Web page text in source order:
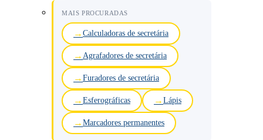
MAIS PROCURADAS
Calculadoras de secretária
Agrafadores de secretária
Furadores de secretária
Esferográficas Lápis
Marcadores permanentes